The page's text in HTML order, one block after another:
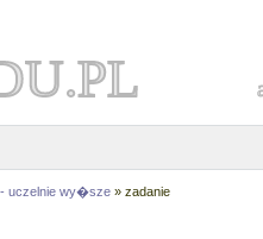
uczelnie wy�sze » zadanie